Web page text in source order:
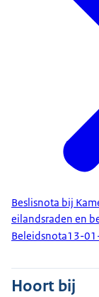
Beslisnota bij
eilandsraden en
Beleidsnota13-
Hoort bij